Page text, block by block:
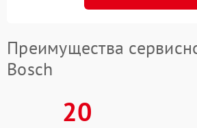
Преимущества
Bosch
20